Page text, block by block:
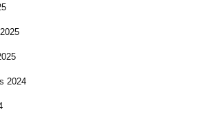
2024